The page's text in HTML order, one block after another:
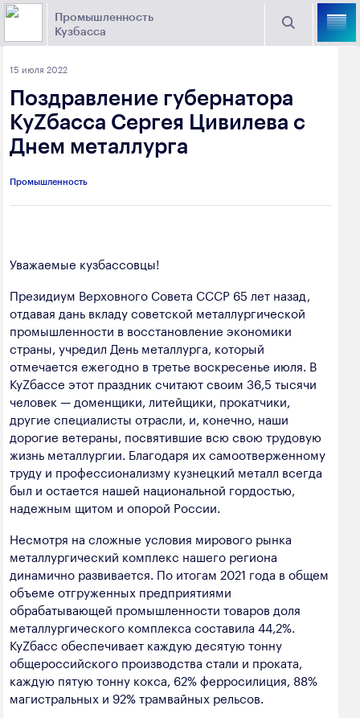
Промышленность
Кузбасса
Поиск
Торговая площадка Кузбасса
Выберите отрасль
Угольная промышленность
Электроэнергетика
Машиностроение
Промышленность строительных материалов
Добыча общераспространенных
полезных ископаемых
Лёгкая промышленность
Лесная промышленность
Пищевая промышленность
Новости
+7 (3842) 58-78-61
dprom@ako.ru
Создание сайта — Мэйк
15 июля 2022
Поздравление губернатора
КуZбасса Сергея Цивилева с
Днем металлурга
Промышленность
Уважаемые кузбассовцы!
Президиум Верховного Совета СССР 65 лет назад,
отдавая дань вкладу советской металлургической
промышленности в восстановление экономики
страны, учредил День металлурга, который
отмечается ежегодно в третье воскресенье июля. В
КуZбассе этот праздник считают своим 36,5 тысячи
человек — доменщики, литейщики, прокатчики,
другие специалисты отрасли, и, конечно, наши
дорогие ветераны, посвятившие всю свою трудовую
жизнь металлургии. Благодаря их самоотверженному
труду и профессионализму кузнецкий металл всегда
был и остается нашей национальной гордостью,
надежным щитом и опорой России.
Несмотря на сложные условия мирового рынка
металлургический комплекс нашего региона
динамично развивается. По итогам 2021 года в общем
объеме отгруженных предприятиями
обрабатывающей промышленности товаров доля
металлургического комплекса составила 44,2%.
КуZбасс обеспечивает каждую десятую тонну
общероссийского производства стали и проката,
каждую пятую тонну кокса, 62% ферросилиция, 88%
магистральных и 92% трамвайных рельсов.